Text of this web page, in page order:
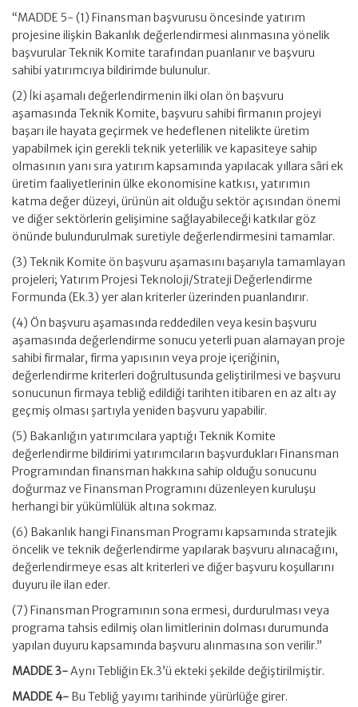
“MADDE 5- (1) Finansman başvurusu öncesinde yatırım
projesine ilişkin Bakanlık değerlendirmesi alınmasına yönelik
başvurular Teknik Komite tarafından puanlanır ve başvuru
sahibi yatırımcıya bildirimde bulunulur.
(2) İki aşamalı değerlendirmenin ilki olan ön başvuru
aşamasında Teknik Komite, başvuru sahibi firmanın projeyi
başarı ile hayata geçirmek ve hedeflenen nitelikte üretim
yapabilmek için gerekli teknik yeterlilik ve kapasiteye sahip
olmasının yanı sıra yatırım kapsamında yapılacak yıllara sâri ek
üretim faaliyetlerinin ülke ekonomisine katkısı, yatırımın
katma değer düzeyi, ürünün ait olduğu sektör açısından önemi
ve diğer sektörlerin gelişimine sağlayabileceği katkılar göz
önünde bulundurulmak suretiyle değerlendirmesini tamamlar.
(3) Teknik Komite ön başvuru aşamasını başarıyla tamamlayan
projeleri; Yatırım Projesi Teknoloji/Strateji Değerlendirme
Formunda (Ek.3) yer alan kriterler üzerinden puanlandırır.
(4) Ön başvuru aşamasında reddedilen veya kesin başvuru
aşamasında değerlendirme sonucu yeterli puan alamayan proje
sahibi firmalar, firma yapısının veya proje içeriğinin,
değerlendirme kriterleri doğrultusunda geliştirilmesi ve başvuru
sonucunun firmaya tebliğ edildiği tarihten itibaren en az altı ay
geçmiş olması şartıyla yeniden başvuru yapabilir.
(5) Bakanlığın yatırımcılara yaptığı Teknik Komite
değerlendirme bildirimi yatırımcıların başvurdukları Finansman
Programından finansman hakkına sahip olduğu sonucunu
doğurmaz ve Finansman Programını düzenleyen kuruluşu
herhangi bir yükümlülük altına sokmaz.
(6) Bakanlık hangi Finansman Programı kapsamında stratejik
öncelik ve teknik değerlendirme yapılarak başvuru alınacağını,
değerlendirmeye esas alt kriterleri ve diğer başvuru koşullarını
duyuru ile ilan eder.
(7) Finansman Programının sona ermesi, durdurulması veya
programa tahsis edilmiş olan limitlerinin dolması durumunda
yapılan duyuru kapsamında başvuru alınmasına son verilir.”
MADDE 3-Aynı Tebliğin Ek.3’ü ekteki şekilde değiştirilmiştir.
MADDE 4- Bu Tebliğ yayımı tarihinde yürürlüğe girer.